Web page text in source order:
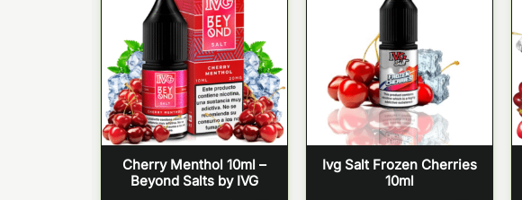
Cherry Menthol 10ml –
Beyond Salts by IVG
Ivg Salt Frozen Cherries
10ml